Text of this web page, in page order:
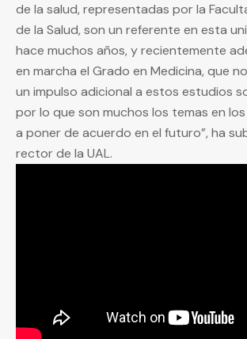
de la salud, representadas por la
de la Salud, son un referente en esta
hace muchos años, y recientemente
en marcha el Grado en Medicina, que
un impulso adicional a estos estudios
por lo que son muchos los temas en
a poner de acuerdo en el futuro”, ha
rector de la UAL.